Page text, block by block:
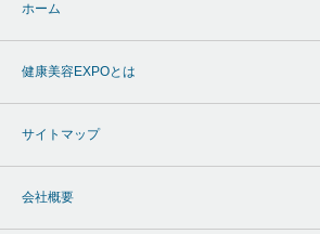
ホーム
健康美容EXPOとは
サイトマップ
会社概要